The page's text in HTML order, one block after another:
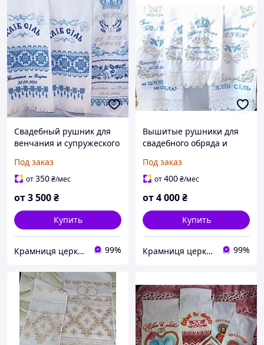
Свадебный рушник для
венчания и супружеского
Под заказ
от350₴/мес
от3 500₴
Купить
Крамниця церковних виробів «Грааль» 99%
Вышитые рушники для
свадебного обряда и
Под заказ
от400₴/мес
от4 000₴
Купить
Крамниця церковних виробів «Грааль» 99%